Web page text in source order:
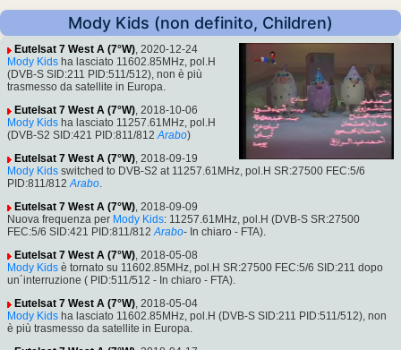
Mody Kids (non definito, Children)
Eutelsat 7 West A (7°W), 2020-12-24
Mody Kids ha lasciato 11602.85MHz, pol.H
(DVB-S SID:211 PID:511/512), non è più
trasmesso da satellite in Europa.
Eutelsat 7 West A (7°W), 2018-10-06
Mody Kids ha lasciato 11257.61MHz, pol.H
(DVB-S2 SID:421 PID:811/812 Arabo)
Eutelsat 7 West A (7°W), 2018-09-19
Mody Kids switched to DVB-S2 at 11257.61MHz, pol.H SR:27500 FEC:5/6
PID:811/812 Arabo.
Eutelsat 7 West A (7°W), 2018-09-09
Nuova frequenza per Mody Kids: 11257.61MHz, pol.H (DVB-S SR:27500
FEC:5/6 SID:421 PID:811/812 Arabo- In chiaro - FTA).
Eutelsat 7 West A (7°W), 2018-05-08
Mody Kids è tornato su 11602.85MHz, pol.H SR:27500 FEC:5/6 SID:211 dopo
un´interruzione ( PID:511/512 - In chiaro - FTA).
Eutelsat 7 West A (7°W), 2018-05-04
Mody Kids ha lasciato 11602.85MHz, pol.H (DVB-S SID:211 PID:511/512), non
è più trasmesso da satellite in Europa.